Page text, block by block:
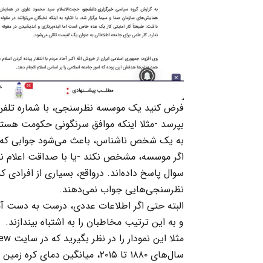
فرض کنید یک موسسه نظرسنجی، با شماره
بپرسد -مثلا اینکه موافق سرنگونی حکومت
به یک شخص ناشناس، باعث می‌شود جوابی که
اگر موسسه، مشخص نکند -یا با صداقت اعلام
سوال پاسخ داده‌اند. درواقع، بسیاری از
نظرسنجی‌هایی جواب نمی‌دهند.
البته حتی اگر اطلاعات عددی، درست به دست
و به این ترتیب مخاطبان را به اشتباه بیندازند.
سال‌های ۱۸۸۰ تا ۲۰۱۵، میانگین دمای کره زمین تغییر محسوسی نکرده.